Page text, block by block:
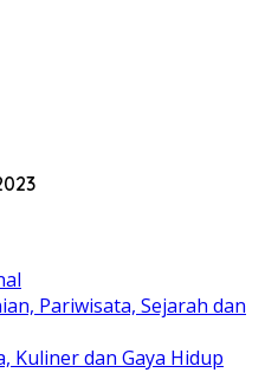
Pariwisata, Sejarah dan
Kuliner dan Gaya Hidup